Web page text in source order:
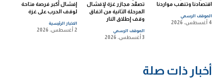
اقتصادنا وتنهب مواردنا
الموقف الرسمي
4 أغسطس، 2026
تصعّد مجازر غزة لإفشال
المرحلة الثانية من اتفاق
وقف إطلاق النار
الموقف الرسمي
3 أغسطس، 2026
إفشال أكبر فرصة متاحة
لوقف الحرب على غزة
الاخبار الرئيسية
2 أغسطس، 2026
أخبار ذات صلة